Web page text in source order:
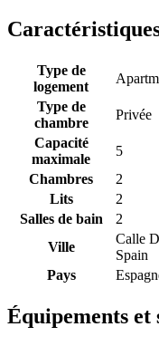
Type de
logement
Type de
chambre
Privée
Capacité
maximale
5
Chambres
2
Lits
2
Salles de bain
2
Ville
Calle
Spain
Pays
Équipements et